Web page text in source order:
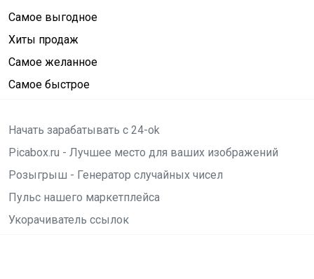
Самое выгодное
Хиты продаж
Самое желанное
Самое быстрое
Начать зарабатывать с 24-ok
Picabox.ru - Лучшее место для ваших изображений
Розыгрыш - Генератор случайных чисел
Пульс нашего маркетплейса
Укорачиватель ссылок